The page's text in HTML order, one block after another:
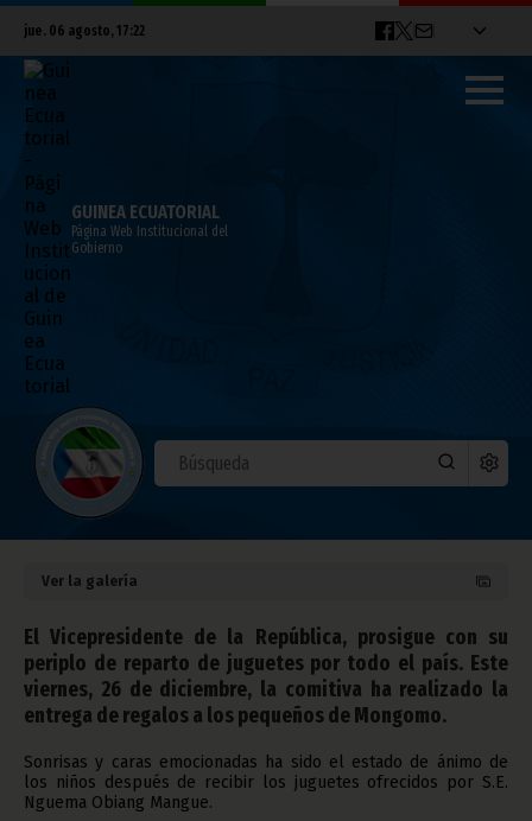
jue. 06 agosto, 17:22
GUINEA ECUATORIAL
Página Web Institucional del
Gobierno
Los niños de Mongomo reciben los
juguetes de Navidad ofrecidos por S.E.
Nguema Obiang Mangue
diciembre 26, 2025
Vicepresidencia
Ver la galería
El Vicepresidente de la República, prosigue con su
periplo de reparto de juguetes por todo el país. Este
viernes, 26 de diciembre, la comitiva ha realizado la
entrega de regalos a los pequeños de Mongomo.
Sonrisas y caras emocionadas ha sido el estado de ánimo de
los niños después de recibir los juguetes ofrecidos por S.E.
Nguema Obiang Mangue.